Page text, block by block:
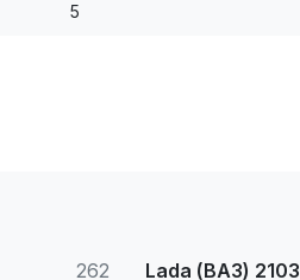
5
262
Lada (ВАЗ) 2103